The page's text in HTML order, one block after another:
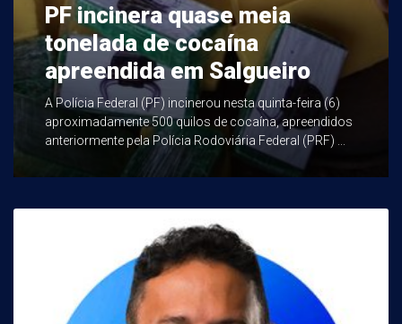
PF incinera quase meia
tonelada de cocaína
apreendida em Salgueiro
A Polícia Federal (PF) incinerou nesta quinta-feira (6)
aproximadamente 500 quilos de cocaína, apreendidos
anteriormente pela Polícia Rodoviária Federal (PRF) ...